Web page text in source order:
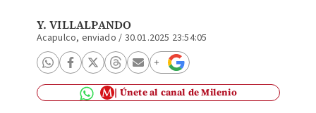
Y. VILLALPANDO
Acapulco, enviado / 30.01.2025 23:54:05
Únete al canal de Milenio